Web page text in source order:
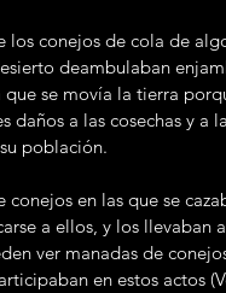
deambulaban
se movía la tierra
daños a las cosechas y a
población.
a ellos, y los llevaban
ver manadas de
en estos actos